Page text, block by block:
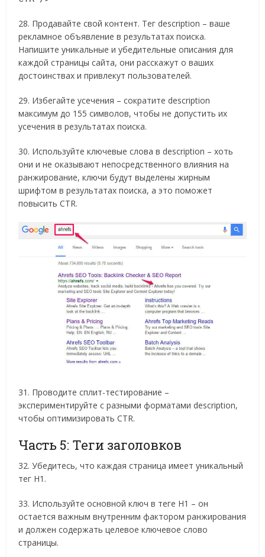
28. Продавайте свой контент. Тег description – ваше
рекламное объявление в результатах поиска.
Напишите уникальные и убедительные описания для
каждой страницы сайта, они расскажут о ваших
достоинствах и привлекут пользователей.
29. Избегайте усечения – сократите description
максимум до 155 символов, чтобы не допустить их
усечения в результатах поиска.
30. Используйте ключевые слова в description – хоть
они и не оказывают непосредственного влияния на
ранжирование, ключи будут выделены жирным
шрифтом в результатах поиска, а это поможет
повысить CTR.
31. Проводите сплит-тестирование –
экспериментируйте с разными форматами description,
чтобы оптимизировать CTR.
Часть 5: Теги заголовков
32. Убедитесь, что каждая страница имеет уникальный
тег H1.
33. Используйте основной ключ в теге H1 – он
остается важным внутренним фактором ранжирования
и должен содержать целевое ключевое слово
страницы.